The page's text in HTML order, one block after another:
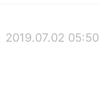
2019.07.02 05:50